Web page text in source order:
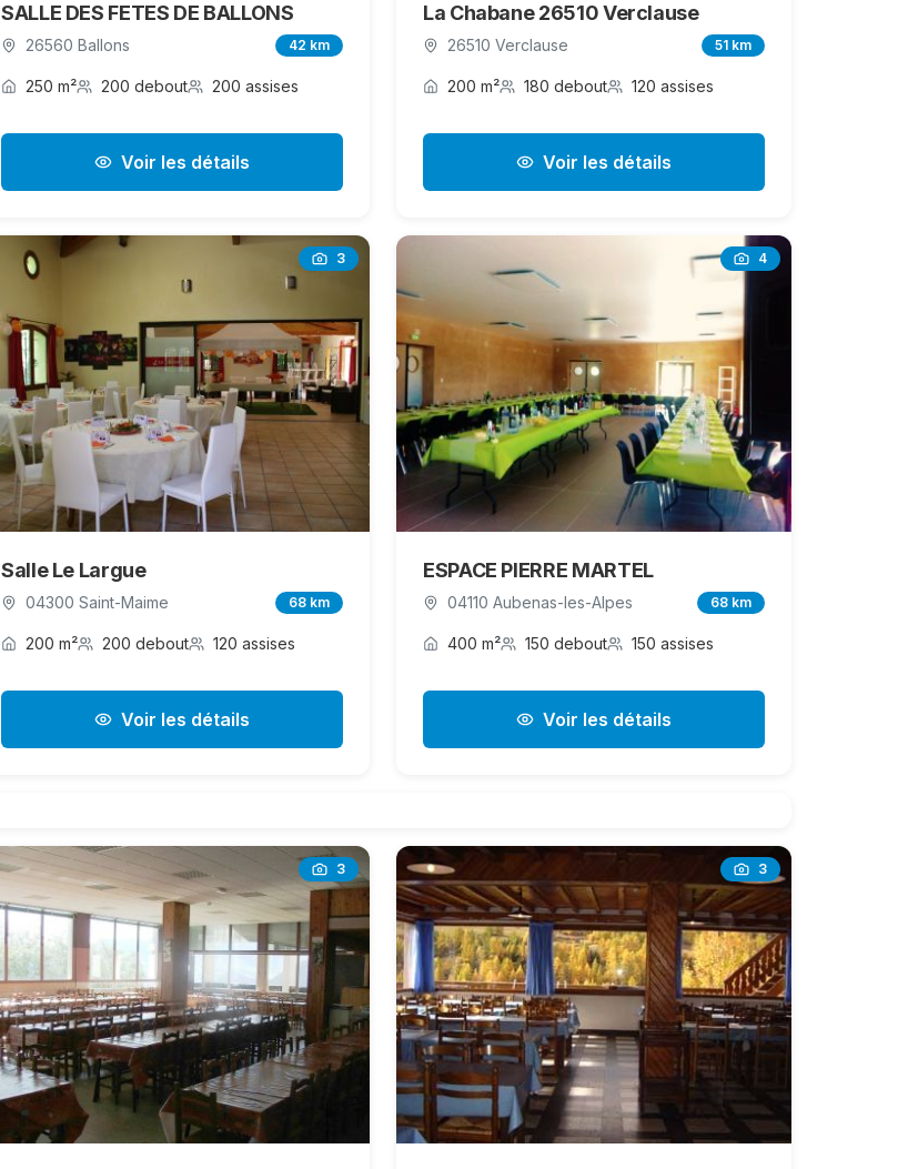
SALLE DES FETES DE BALLONS
26560 Ballons 42 km
250 m² 200 debout 200 assises
Voir les détails
La Chabane 26510 Verclause
26510 Verclause 51 km
200 m² 180 debout 120 assises
Voir les détails
3
Salle Le Largue
04300 Saint-Maime 68 km
200 m² 200 debout 120 assises
Voir les détails
4
ESPACE PIERRE MARTEL
04110 Aubenas-les-Alpes 68 km
400 m² 150 debout 150 assises
Voir les détails
3 3